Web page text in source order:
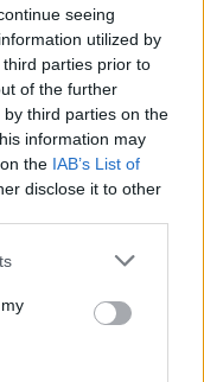
seeing
utilized by
parties prior to
of the further
third parties on the
information may
the IAB’s List of
disclose it to other
or more Google
You may click to
third-party tags to
in below Google
Roma, la
il villaggio
d’Europa
XXIII arriva
per chi supera
espone